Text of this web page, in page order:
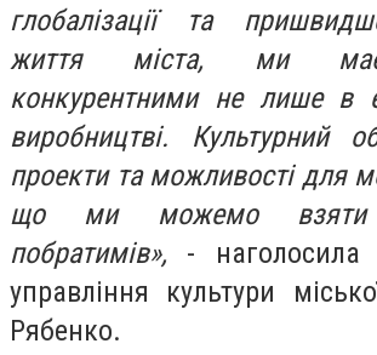
глобалізації та
життя міста, ми
конкурентними не лише в
виробництві. Культурний
проекти та можливості для
що ми можемо
побратимів», -
управління культури
Рябенко.